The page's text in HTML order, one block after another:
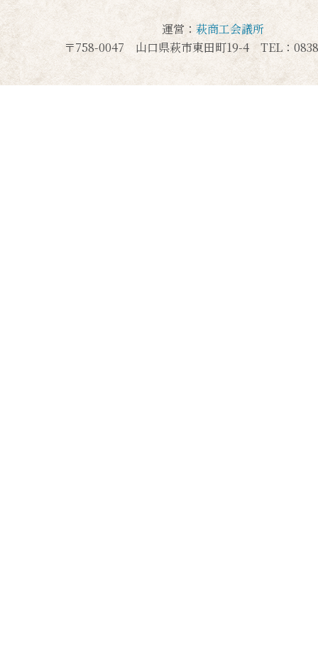
運営： 萩商工会議所
〒758-0047 山口県萩市東田町19-4 TEL：